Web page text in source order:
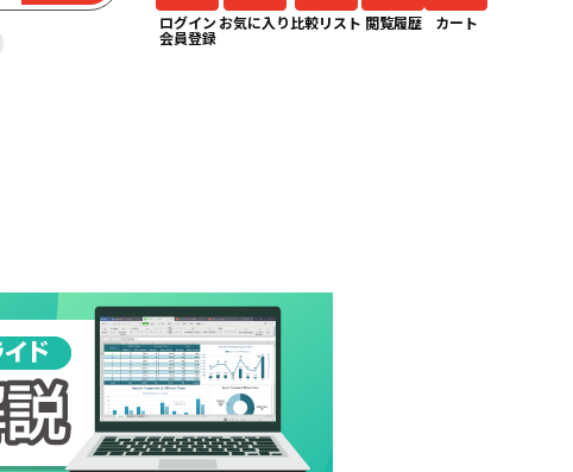
ログイン
会員登録
お気に入り 比較リスト 閲覧履歴 カート